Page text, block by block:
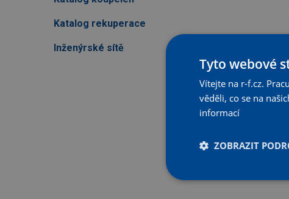
Katalog rekuperace
Inženýrské sítě
Tyto webové
Vítejte na r-f.cz.
věděli, co se na
informací
ZOBRAZIT